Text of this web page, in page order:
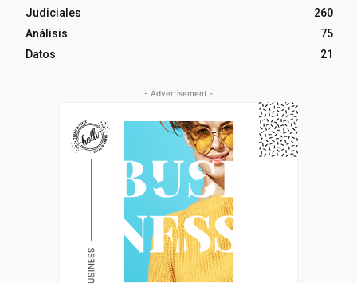
Judiciales
260
Análisis
75
Datos
21
- Advertisement -